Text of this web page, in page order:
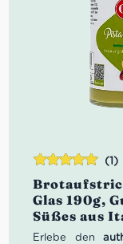
Glas 190g,
Süßes aus
(1)
Erlebe den
Bewertet
mit5.00von
5